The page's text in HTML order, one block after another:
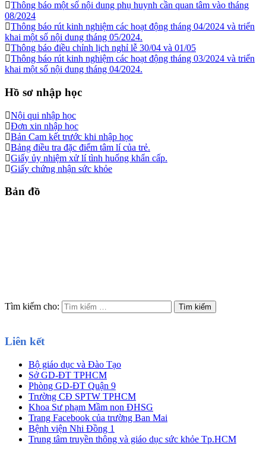
Thông báo một số nội dung phụ huynh cần quan tâm vào tháng
08/2024
Thông báo rút kinh nghiệm các hoạt động tháng 04/2024 và triển
khai một số nội dung tháng 05/2024.
Thông báo điều chỉnh lịch nghỉ lễ 30/04 và 01/05
Thông báo rút kinh nghiệm các hoạt động tháng 03/2024 và triển
khai một số nội dung tháng 04/2024.
Hồ sơ nhập học
Nội qui nhập học
Đơn xin nhập học
Bản Cam kết trước khi nhập học
Bảng điều tra đặc điểm tâm lí của trẻ.
Giấy ủy nhiệm xử lí tình huống khẩn cấp.
Giấy chứng nhận sức khỏe
Bản đồ
Tìm kiếm cho:
Liên kết
Bộ giáo dục và Đào Tạo
Sở GD-ĐT TPHCM
Phòng GD-ĐT Quận 9
Trường CĐ SPTW TPHCM
Khoa Sư phạm Mầm non ĐHSG
Trang Facebook của trường Ban Mai
Bệnh viện Nhi Đồng 1
Trung tâm truyền thông và giáo dục sức khỏe Tp.HCM